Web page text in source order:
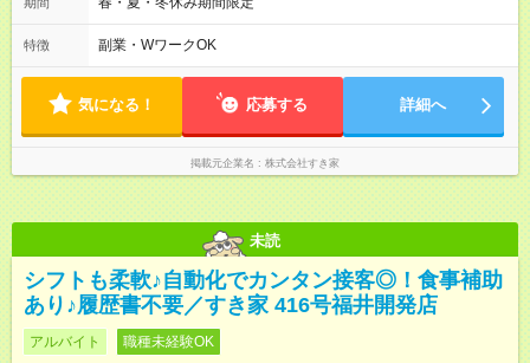
す。 必ず、2名以上での勤務を行いますので、安心して働けま
す。
特徴 副業・WワークOK
気になる！ 応募する 詳細へ
掲載元企業名 株式会社すき家
未読
シフトも柔軟♪自動化でカンタン接客◎！食事補助
あり♪履歴書不要／すき家 416号福井開発店
アルバイト 職種未経験OK